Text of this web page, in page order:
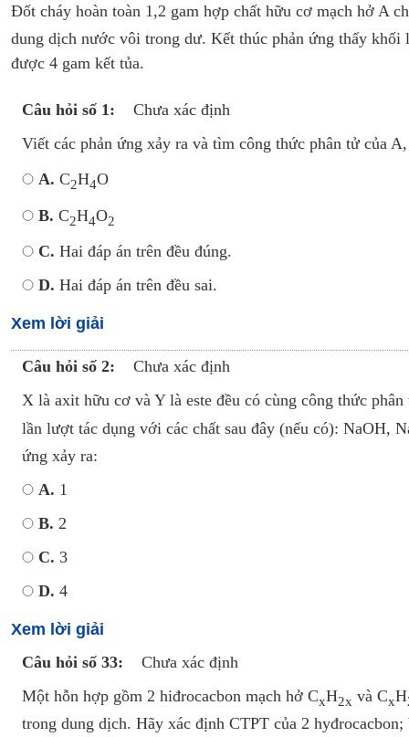
Đốt cháy hoàn toàn 1,2 gam hợp chất hữu cơ mạch hở A
dung dịch nước vôi trong dư. Kết thúc phản ứng thấy
được 4 gam kết tủa.
Câu hỏi số 1:
Chưa xác định
Viết các phản ứng xảy ra và tìm công thức phân tử của
A. C2H4O
B. C2H4O2
C. Hai đáp án trên đều đúng.
D. Hai đáp án trên đều sai.
Xem lời giải
Câu hỏi số 2:
Chưa xác định
X là axit hữu cơ và Y là este đều có cùng công thức
lần lượt tác dụng với các chất sau đây (nếu có): NaOH,
ứng xảy ra:
A. 1
B. 2
C. 3
D. 4
Xem lời giải
Câu hỏi số 33:
Chưa xác định
Một hỗn hợp gồm 2 hiđrocacbon mạch hở CxH2x và CxH
trong dung dịch. Hãy xác định CTPT của 2